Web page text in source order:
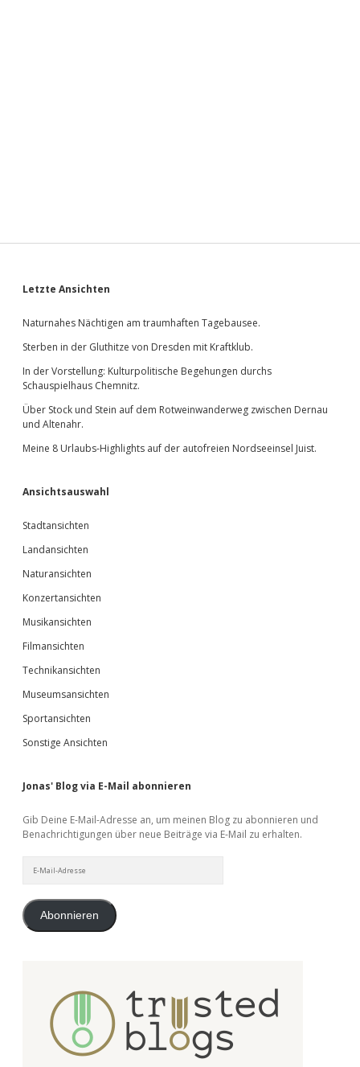
Sidebar
Letzte Ansichten
Naturnahes Nächtigen am traumhaften Tagebausee.
Sterben in der Gluthitze von Dresden mit Kraftklub.
In der Vorstellung: Kulturpolitische Begehungen durchs
Schauspielhaus Chemnitz.
Über Stock und Stein auf dem Rotweinwanderweg zwischen Dernau
und Altenahr.
Meine 8 Urlaubs-Highlights auf der autofreien Nordseeinsel Juist.
Ansichtsauswahl
Stadtansichten
Landansichten
Naturansichten
Konzertansichten
Musikansichten
Filmansichten
Technikansichten
Museumsansichten
Sportansichten
Sonstige Ansichten
Jonas' Blog via E-Mail abonnieren
Gib Deine E-Mail-Adresse an, um meinen Blog zu abonnieren und
Benachrichtigungen über neue Beiträge via E-Mail zu erhalten.
Mail-
Abonnieren